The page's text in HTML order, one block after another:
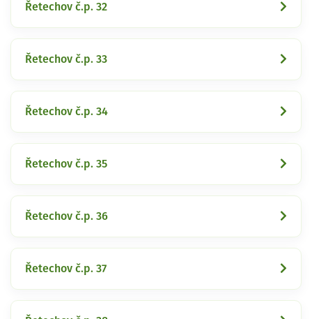
Řetechov č.p. 32
Řetechov č.p. 33
Řetechov č.p. 34
Řetechov č.p. 35
Řetechov č.p. 36
Řetechov č.p. 37